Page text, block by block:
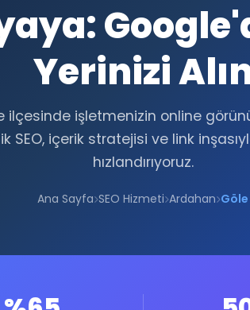
Yerinizi
ilçesinde işletmenizin online
SEO, içerik stratejisi ve link
hızlandırıyoruz.
Ana Sayfa SEO Hizmeti Ardahan Göle